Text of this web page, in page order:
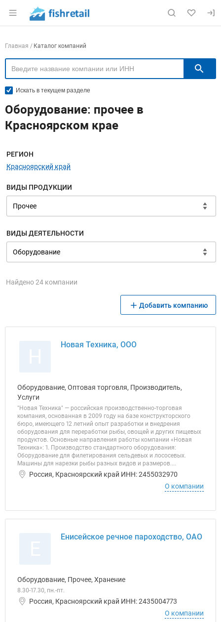
Раздел навигации по сайту fishretail.ru
Навигация по компаниям
Главная Каталог компаний
Искать в текущем разделе
Оборудование: прочее в
Красноярском крае
Меню навигации
РЕГИОН
Красноярский край
ВИДЫ ПРОДУКЦИИ
ВИДЫ ДЕЯТЕЛЬНОСТИ
Найдено 24 компании
Добавить компанию
Новая Техника, ООО
Оборудование, Оптовая торговля, Производитель,
Услуги
"Новая Техника" — российская производственно-торговая
компания, основанная в 2009 году на базе конструкторского
бюро, имеющего 12 летний опыт разработки и внедрения
оборудования для переработки рыбы, овощей и других пищевых
продуктов. Основные направления работы компании «Новая
Техника»: 1. Производство стандартного оборудования:
Оборудование для филетирования сельдевых и лососевых.
Машины для нарезки рыбы разных видов и размеров....
Россия, Красноярский край ИНН: 2455032970
О компании
Енисейское речное пароходство, ОАО
Оборудование, Прочее, Хранение
8.30-17.30, пн.-пт.
Россия, Красноярский край ИНН: 2435004773
О компании